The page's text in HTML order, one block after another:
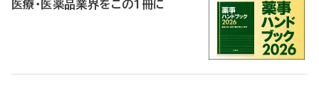
医療・医薬品業界をこの1冊に